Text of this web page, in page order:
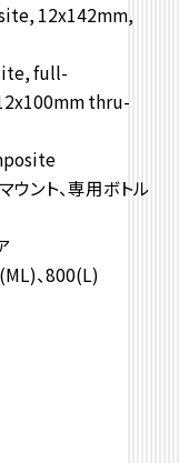
12x142mm,
full-
thru-
ント、専用ボトル
、800(L)